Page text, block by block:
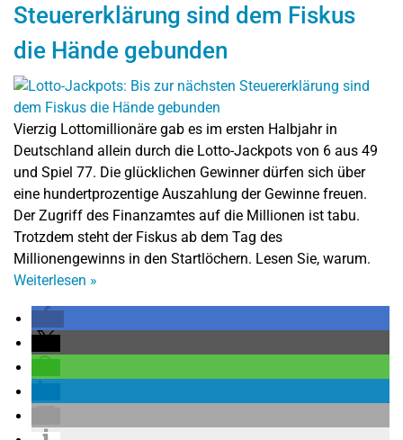
Steuererklärung sind dem Fiskus
die Hände gebunden
Vierzig Lottomillionäre gab es im ersten Halbjahr in
Deutschland allein durch die Lotto-Jackpots von 6 aus 49
und Spiel 77. Die glücklichen Gewinner dürfen sich über
eine hundertprozentige Auszahlung der Gewinne freuen.
Der Zugriff des Finanzamtes auf die Millionen ist tabu.
Trotzdem steht der Fiskus ab dem Tag des
Millionengewinns in den Startlöchern. Lesen Sie, warum.
Weiterlesen »